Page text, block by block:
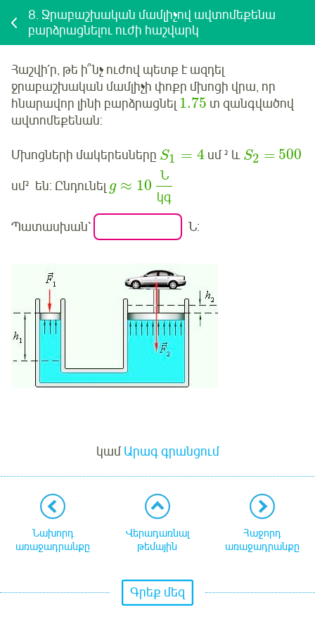
8. Ջրաբաշխական մամլիչով ավտոմեքենա
բարձրացնելու ուժի հաշվարկ
Հաշվի՛ր, թե ի՞նչ ուժով պետք է ազդել
ջրաբաշխական մամլիչի փոքր մխոցի վրա, որ
հնարավոր լինի բարձրացնել 1.75 տ զանգվածով
ավտոմեքենան:
Մխոցների մակերեսները S1 = 4 սմ ² և S2 = 500
սմ² են: Ընդունել g ≈ 10
Ն
կգ
Պատասխան՝
Ն:
կամԱրագ գրանցում
Նախորդ
առաջադրանքը
Վերադառնալ
թեմային
Հաջորդ
առաջադրանքը
Գրեք մեզ